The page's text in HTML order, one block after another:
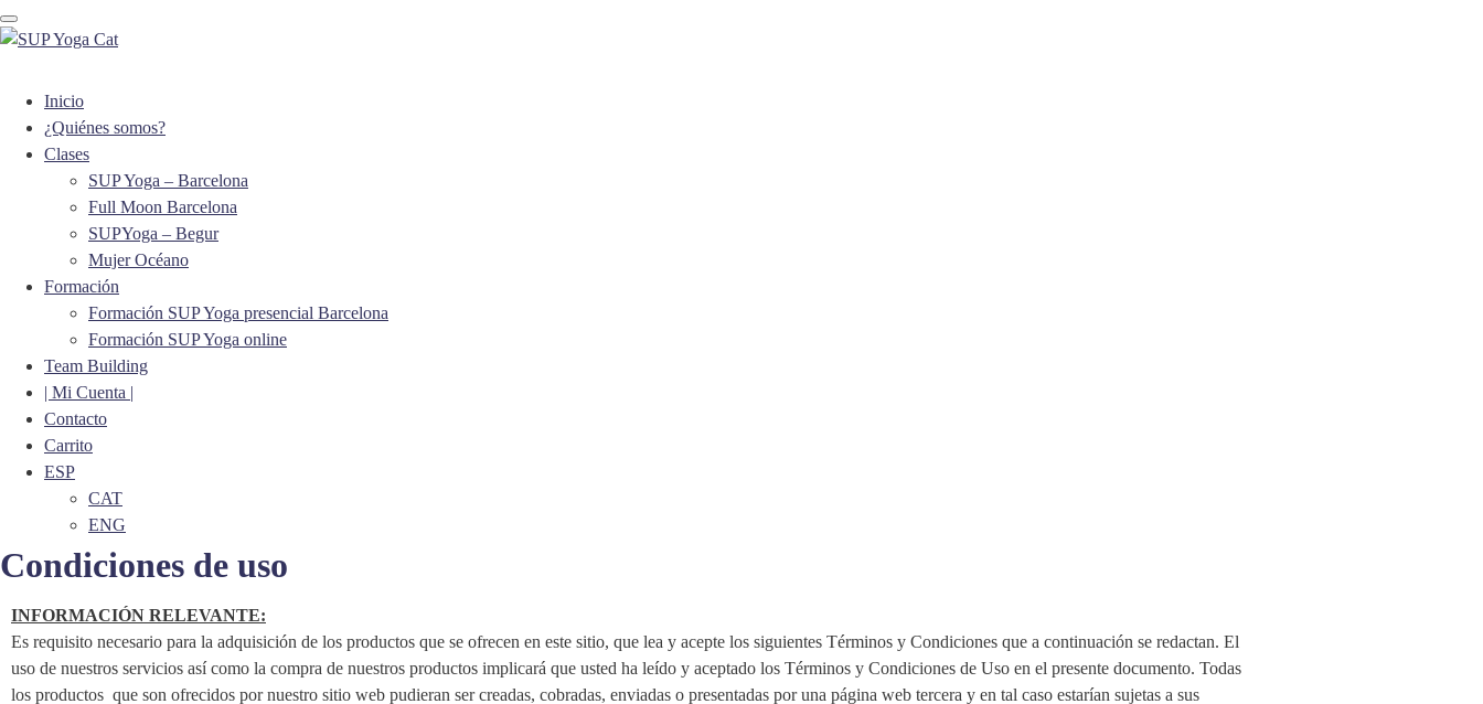
Toggle navigation
Inicio
¿Quiénes somos?
Clases
SUP Yoga – Barcelona
Full Moon Barcelona
SUPYoga – Begur
Mujer Océano
Formación
Formación SUP Yoga presencial Barcelona
Formación SUP Yoga online
Team Building
| Mi Cuenta |
Contacto
Carrito
ESP
CAT
ENG
Condiciones de uso
INFORMACIÓN RELEVANTE:
Es requisito necesario para la adquisición de los productos que se ofrecen en este sitio, que lea y acepte los siguientes Términos y Condiciones que a continuación se redactan. El
uso de nuestros servicios así como la compra de nuestros productos implicará que usted ha leído y aceptado los Términos y Condiciones de Uso en el presente documento. Todas
los productos que son ofrecidos por nuestro sitio web pudieran ser creadas, cobradas, enviadas o presentadas por una página web tercera y en tal caso estarían sujetas a sus